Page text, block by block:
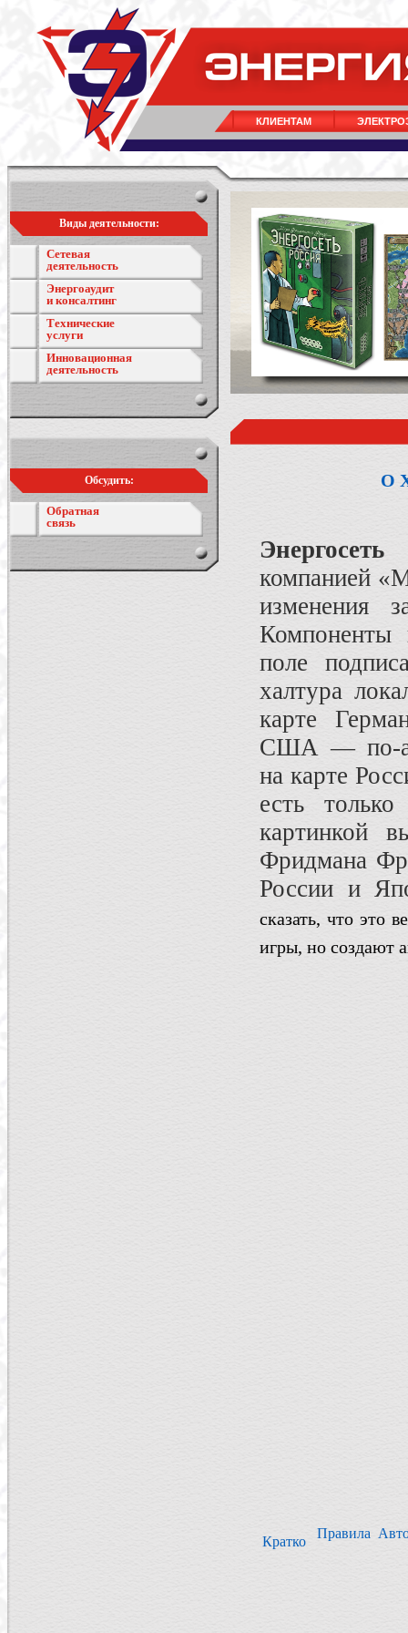
КЛИЕНТАМ
Виды деятельности:
Сетевая
деятельность
Энергоаудит
и консалтинг
Технические
услуги
Инновационная
деятельность
Обсудить:
Обратная
связь
О
компанией
изменения
Компоненты
поле
халтура
карте
США — по-
на карте
есть
картинкой
Фридмана
России и
сказать, что это
игры, но создают
Кратко
Правила